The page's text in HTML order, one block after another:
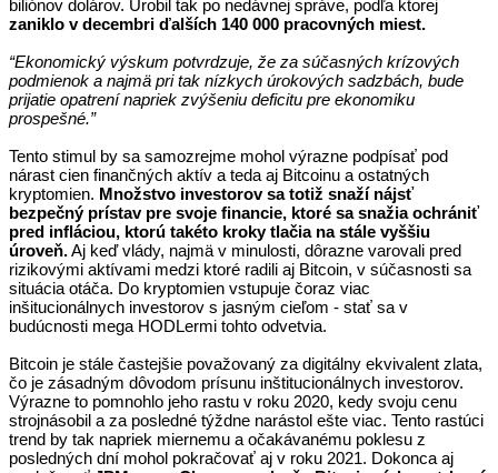
zaniklo v decembri ďalších 140 000 pracovných miest.
“Ekonomický výskum potvrdzuje, že za súčasných krízových
podmienok a najmä pri tak nízkych úrokových sadzbách, bude
prijatie opatrení napriek zvýšeniu deficitu pre ekonomiku
prospešné.”
Tento stimul by sa samozrejme mohol výrazne podpísať pod
nárast cien finančných aktív a teda aj Bitcoinu a ostatných
kryptomien. Množstvo investorov sa totiž snaží nájsť
bezpečný prístav pre svoje financie, ktoré sa snažia ochrániť
pred infláciou, ktorú takéto kroky tlačia na stále vyššiu
úroveň. Aj keď vlády, najmä v minulosti, dôrazne varovali pred
rizikovými aktívami medzi ktoré radili aj Bitcoin, v súčasnosti sa
situácia otáča. Do kryptomien vstupuje čoraz viac
inšitucionálnych investorov s jasným cieľom - stať sa v
budúcnosti mega HODLermi tohto odvetvia.
Bitcoin je stále častejšie považovaný za digitálny ekvivalent zlata,
čo je zásadným dôvodom prísunu inštitucionálnych investorov.
Výrazne to pomnohlo jeho rastu v roku 2020, kedy svoju cenu
strojnásobil a za posledné týždne narástol ešte viac. Tento rastúci
trend by tak napriek miernemu a očakávanému poklesu z
posledných dní mohol pokračovať aj v roku 2021. Dokonca aj